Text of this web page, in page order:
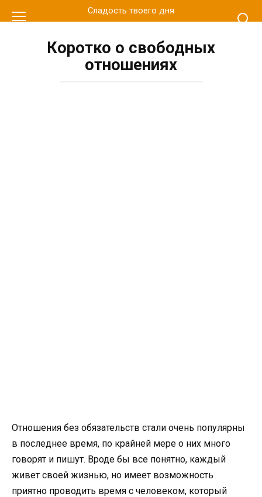
к
Сладость твоего дня
Коротко о свободных
отношениях
Отношения без обязательств стали очень популярны
в последнее время, по крайней мере о них много
говорят и пишут. Вроде бы все понятно, каждый
живет своей жизнью, но имеет возможность
приятно проводить время с человеком, который